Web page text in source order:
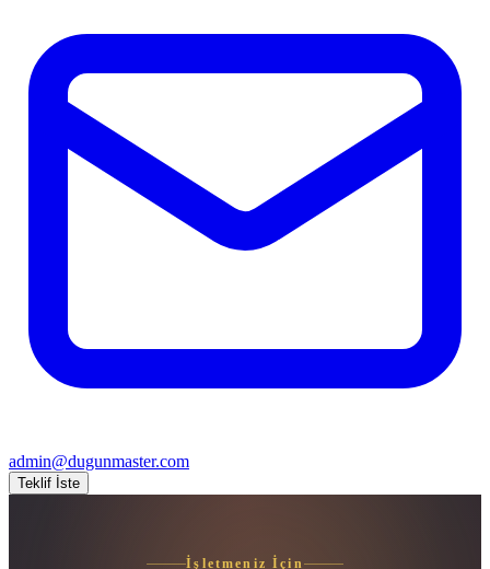
admin@dugunmaster.com
Teklif İste
İşletmeniz İçin